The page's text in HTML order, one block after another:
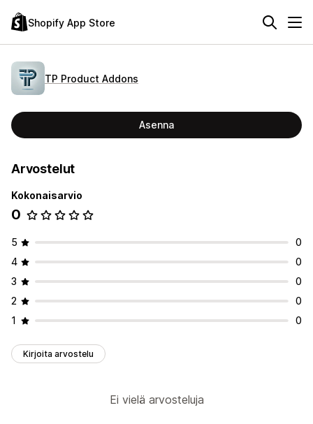
Shopify App Store
TP Product Addons
Asenna
Arvostelut
Kokonaisarvio
0
5
0
4
0
3
0
2
0
1
0
Kirjoita arvostelu
Ei vielä arvosteluja